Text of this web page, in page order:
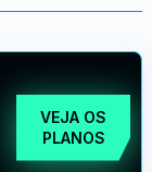
VEJA OS
PLANOS